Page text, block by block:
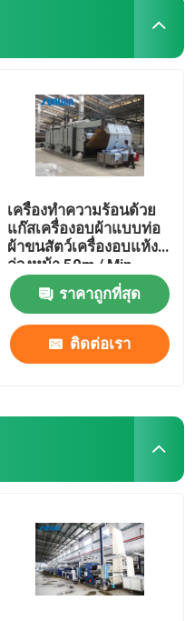
เครื่องทำความร้อนด้วย
แก๊สเครื่องอบผ้าแบบท่อ
ผ้าขนสัตว์เครื่องอบแห้ง
ล่วงหน้า 50m / Min
ราคาถูกที่สุด
ติดต่อเรา